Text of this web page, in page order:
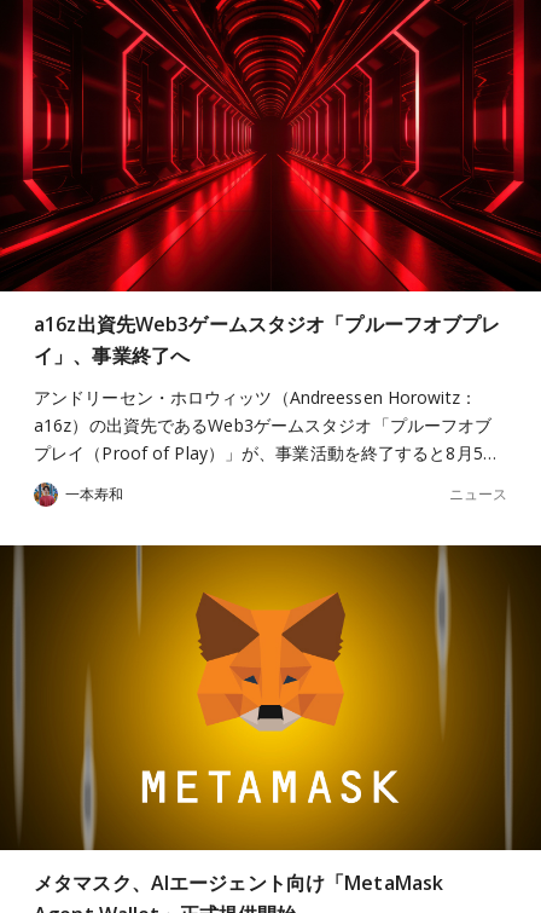
a16z出資先Web3ゲームスタジオ「プルーフオブプレ
イ」、事業終了へ
アンドリーセン・ホロウィッツ（Andreessen Horowitz：
a16z）の出資先であるWeb3ゲームスタジオ「プルーフオブ
プレイ（Proof of Play）」が、事業活動を終了すると8月5…
一本寿和 ニュース
メタマスク、AIエージェント向け「MetaMask